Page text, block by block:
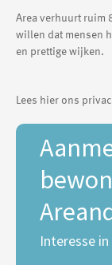
Area verhuurt ruim
willen dat mensen
en prettige wijken.
Lees hier ons
Interesse